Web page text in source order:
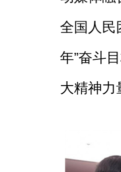
全国人民
年”奋斗
大精神力